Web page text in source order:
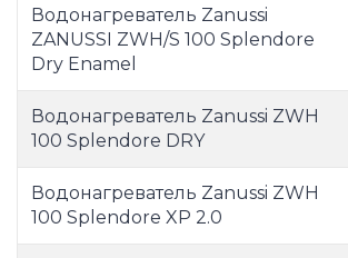
Водонагреватель Zanussi
ZANUSSI ZWH/S 100 Splendore
Dry Enamel
Водонагреватель Zanussi ZWH
100 Splendore DRY
Водонагреватель Zanussi ZWH
100 Splendore XP 2.0